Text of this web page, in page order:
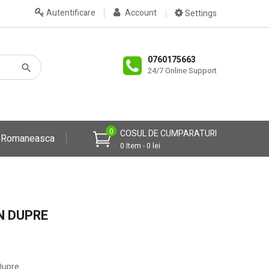
Settings
Account
Autentificare
0760175663
24/7 Online Support
COSUL DE CUMPARATURI
0 Item - 0 lei
0
DUPRE